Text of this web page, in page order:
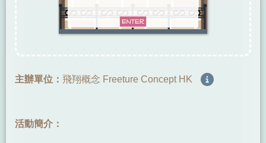
主辦單位： 飛翔概念 Freeture Concept HK
活動簡介：